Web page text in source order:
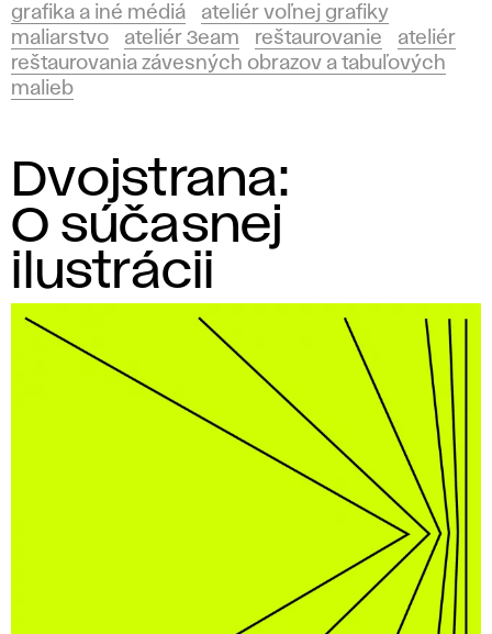
grafika a iné médiá
ateliér voľnej grafiky
maliarstvo
ateliér 3eam reštaurovanie
ateliér
reštaurovania závesných obrazov a tabuľových
malieb
Dvojstrana:
O súčasnej
ilustrácii